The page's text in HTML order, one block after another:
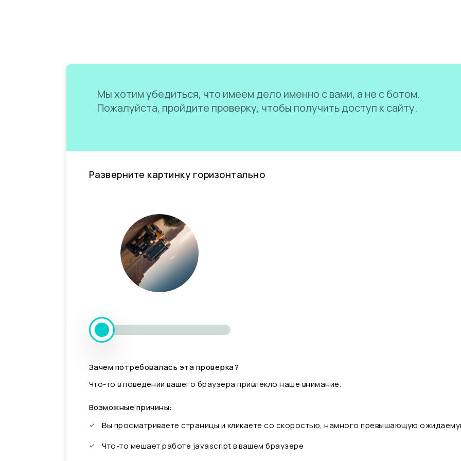
Мы хотим убедиться, что имеем дело именно с вами, а не с ботом.
Пожалуйста, пройдите проверку, чтобы получить доступ к сайту.
Разверните картинку горизонтально
Зачем потребовалась эта проверка?
Что-то в поведении вашего браузера привлекло наше внимание.
Возможные причины:
Вы просматриваете страницы и кликаете со скоростью, намного превышающую
Что-то мешает работе javascript в вашем браузере